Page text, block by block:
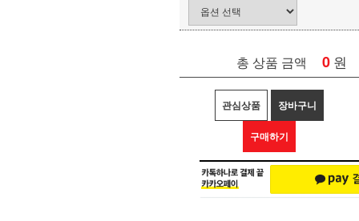
총 상품 금액 0 원
관심상품 장바구니
구매하기